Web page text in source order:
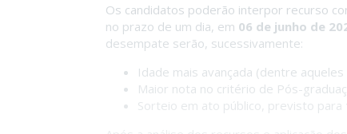
Os candidatos poderão interpor recurso
no prazo de um dia, em 06 de junho de
desempate serão, sucessivamente:
Idade mais avançada (dentre
Maior nota no critério de Pós-
Sorteio em ato público, previsto para